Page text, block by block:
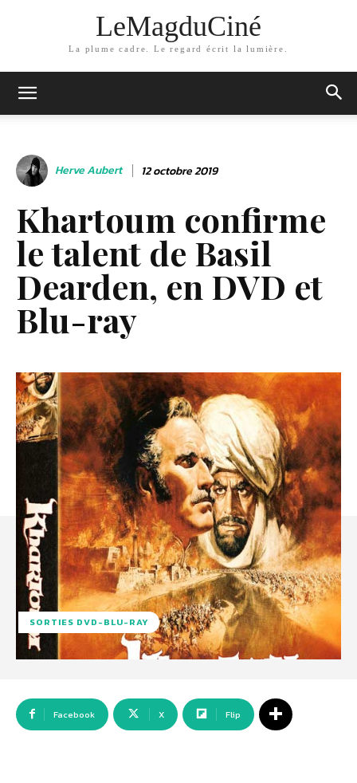
LeMagduCiné
La plume cadre. Le regard écrit la lumière.
Herve Aubert 12 octobre 2019
Khartoum confirme
le talent de Basil
Dearden, en DVD et
Blu-ray
SORTIES DVD-BLU-RAY
Facebook X Flip